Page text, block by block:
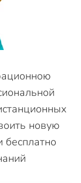
новую